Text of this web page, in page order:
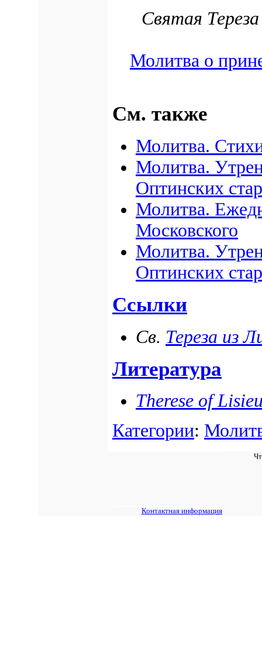
Святая
Молитва о
См. также
Молитва.
Молитва.
Оптинских
Молитва.
Московского
Молитва.
Оптинских
Ссылки
Св. Тереза из
Литература
Therese of
Категории:
Контактная информация